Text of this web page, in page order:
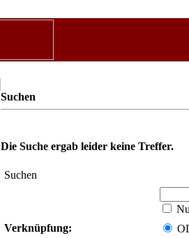
Suchen
Die Suche ergab leider keine Treffer.
Suchen
Verknüpfung: